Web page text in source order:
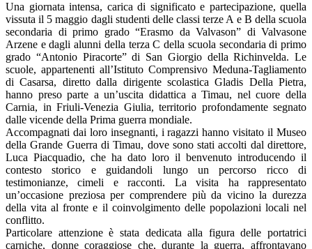
Una giornata intensa, carica di significato e partecipazione, quella
vissuta il 5 maggio dagli studenti delle classi terze A e B della scuola
secondaria di primo grado “Erasmo da Valvason” di Valvasone
Arzene e dagli alunni della terza C della scuola secondaria di primo
grado “Antonio Piracorte” di San Giorgio della Richinvelda. Le
scuole, appartenenti all’Istituto Comprensivo Meduna-Tagliamento
di Casarsa, diretto dalla dirigente scolastica Gladis Della Pietra,
hanno preso parte a un’uscita didattica a Timau, nel cuore della
Carnia, in Friuli-Venezia Giulia, territorio profondamente segnato
dalle vicende della Prima guerra mondiale.
Accompagnati dai loro insegnanti, i ragazzi hanno visitato il Museo
della Grande Guerra di Timau, dove sono stati accolti dal direttore,
Luca Piacquadio, che ha dato loro il benvenuto introducendo il
contesto storico e guidandoli lungo un percorso ricco di
testimonianze, cimeli e racconti. La visita ha rappresentato
un’occasione preziosa per comprendere più da vicino la durezza
della vita al fronte e il coinvolgimento delle popolazioni locali nel
conflitto.
Particolare attenzione è stata dedicata alla figura delle portatrici
carniche, donne coraggiose che, durante la guerra, affrontavano